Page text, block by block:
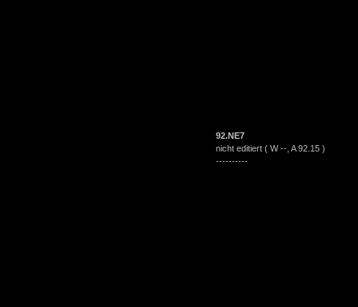
92.NE7
nicht editiert ( W --, A 92.15 )
----------